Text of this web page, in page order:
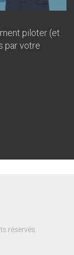
piloter (et
par votre
réservés.